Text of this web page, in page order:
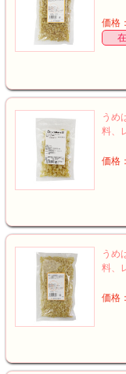
価格
うめ
料、
価格
うめ
料、
価格